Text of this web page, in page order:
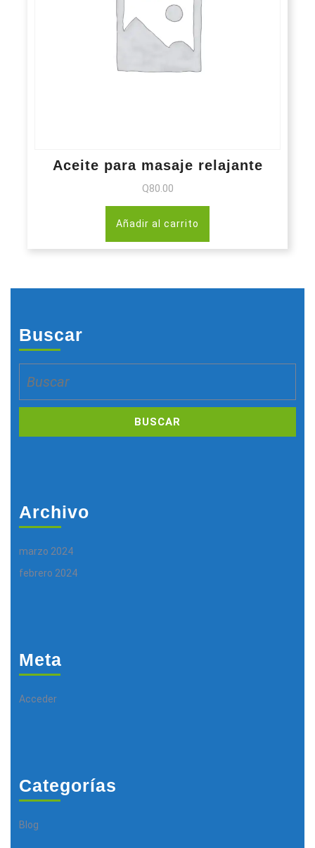
Aceite para masaje relajante
Q80.00
Añadir al carrito
Buscar
Archivo
marzo 2024
febrero 2024
Meta
Acceder
Categorías
Blog